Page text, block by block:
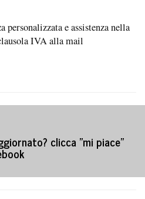
personalizzata e assistenza nella
IVA alla mail
clicca "mi piace"